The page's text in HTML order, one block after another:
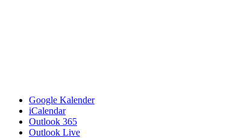
Google Kalender
iCalendar
Outlook 365
Outlook Live